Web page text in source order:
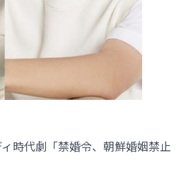
時代劇「禁婚令、朝鮮婚姻禁止